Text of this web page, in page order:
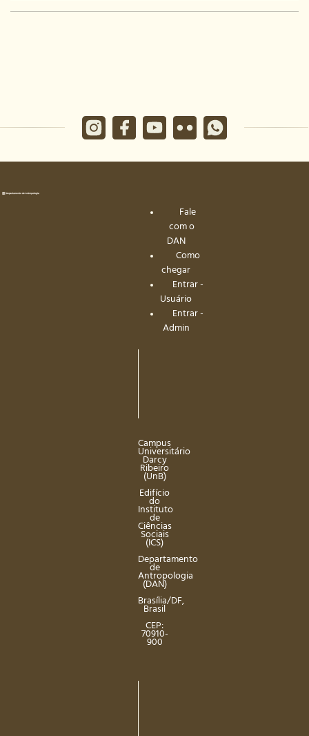
Fale
com o
DAN
Como
chegar
Entrar -
Usuário
Entrar -
Admin
Campus
Universitário
Darcy
Ribeiro
(UnB)
Edifício
do
Instituto
de
Ciências
Sociais
(ICS)
Departamento
de
Antropologia
(DAN)
Brasília/DF,
Brasil
CEP:
70910-
900